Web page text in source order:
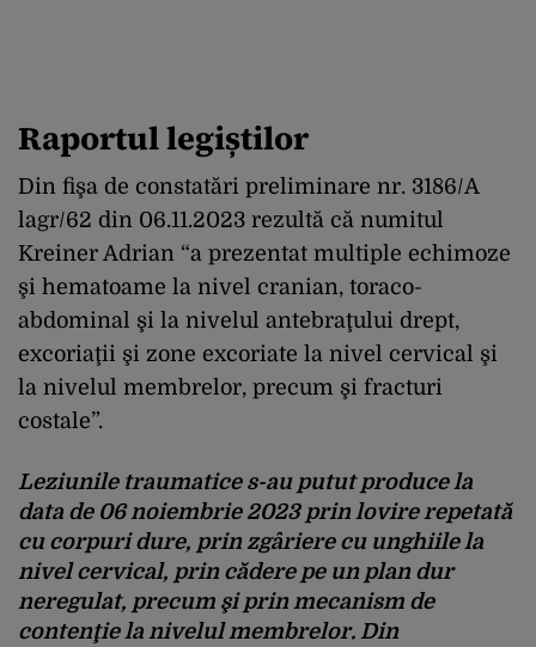
Raportul legiștilor
Din fişa de constatări preliminare nr. 3186/A
lagr/62 din 06.11.2023 rezultă că numitul
Kreiner Adrian “a prezentat multiple echimoze
şi hematoame la nivel cranian, toraco-
abdominal şi la nivelul antebraţului drept,
excoriaţii şi zone excoriate la nivel cervical şi
la nivelul membrelor, precum şi fracturi
costale”.
Leziunile traumatice s-au putut produce la
data de 06 noiembrie 2023 prin lovire repetată
cu corpuri dure, prin zgâriere cu unghiile la
nivel cervical, prin cădere pe un plan dur
neregulat, precum şi prin mecanism de
contenţie la nivelul membrelor. Din